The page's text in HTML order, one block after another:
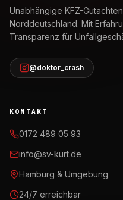
Unabhängige KFZ-
Norddeutschland. Mit
Transparenz für
@doktor_crash
KONTAKT
0172 489 05 93
info@sv-kurt.de
Hamburg & Umgebung
24/7 erreichbar